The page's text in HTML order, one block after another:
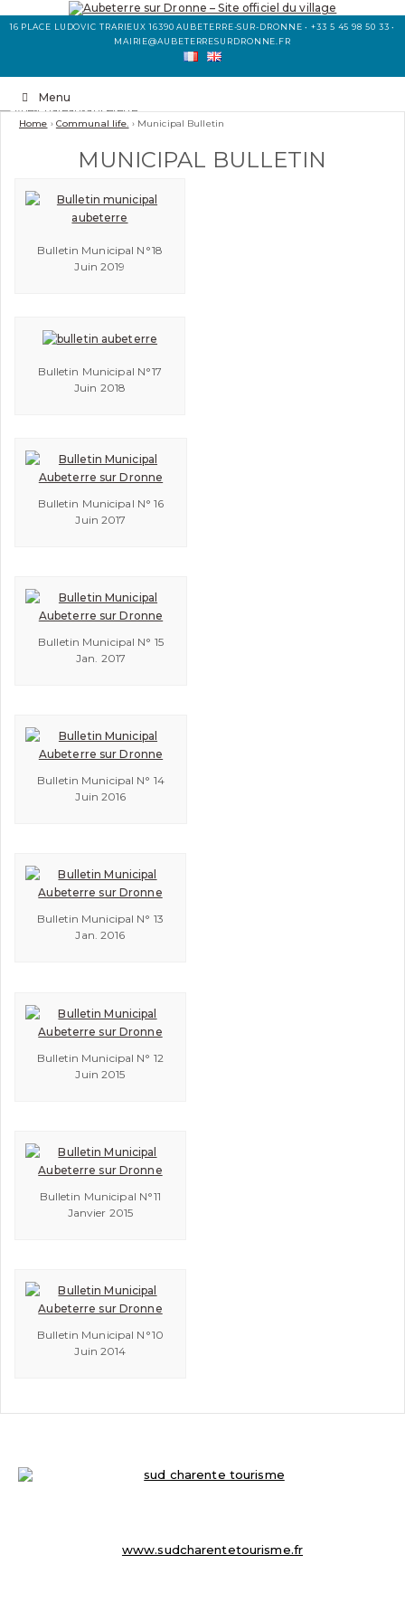
16 PLACE LUDOVIC TRARIEUX 16390 AUBETERRE-SUR-DRONNE • +33 5 45 98 50 33 •
MAIRIE@AUBETERRESURDRONNE.FR
Menu
Home › Communal life. › Municipal Bulletin
MUNICIPAL BULLETIN
Bulletin Municipal N°18
Juin 2019
Bulletin Municipal N°17
Juin 2018
Bulletin Municipal N° 16
Juin 2017
Bulletin Municipal N° 15
Jan. 2017
Bulletin Municipal N° 14
Juin 2016
Bulletin Municipal N° 13
Jan. 2016
Bulletin Municipal N° 12
Juin 2015
Bulletin Municipal N°11
Janvier 2015
Bulletin Municipal N°10
Juin 2014
www.sudcharentetourisme.fr